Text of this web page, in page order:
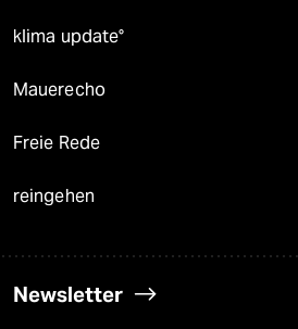
klima update°
Mauerecho
Freie Rede
reingehen
Newsletter